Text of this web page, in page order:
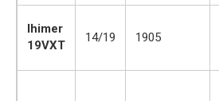
Ihimer
19VXT
14/19 1905